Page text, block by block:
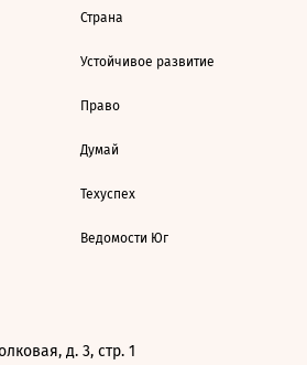
Страна
Устойчивое развитие
Право
Думай
Техуспех
Ведомости Юг
д. 3, стр. 1